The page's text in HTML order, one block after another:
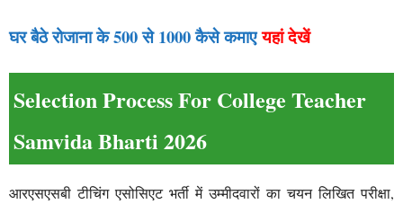
घर बैठे रोजाना के 500 से 1000 कैसे कमाएयहां देखें
Selection Process For College Teacher
Samvida Bharti 2026
आरएसएसबी टीचिंग एसोसिएट भर्ती में उम्मीदवारों का चयन लिखित परीक्षा,